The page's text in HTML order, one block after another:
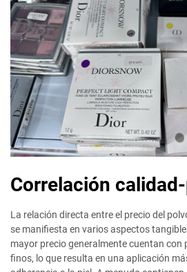
Correlación
La relación directa entre el precio del
se manifiesta en varios aspectos
mayor precio generalmente cuentan con
finos, lo que resulta en una aplicación